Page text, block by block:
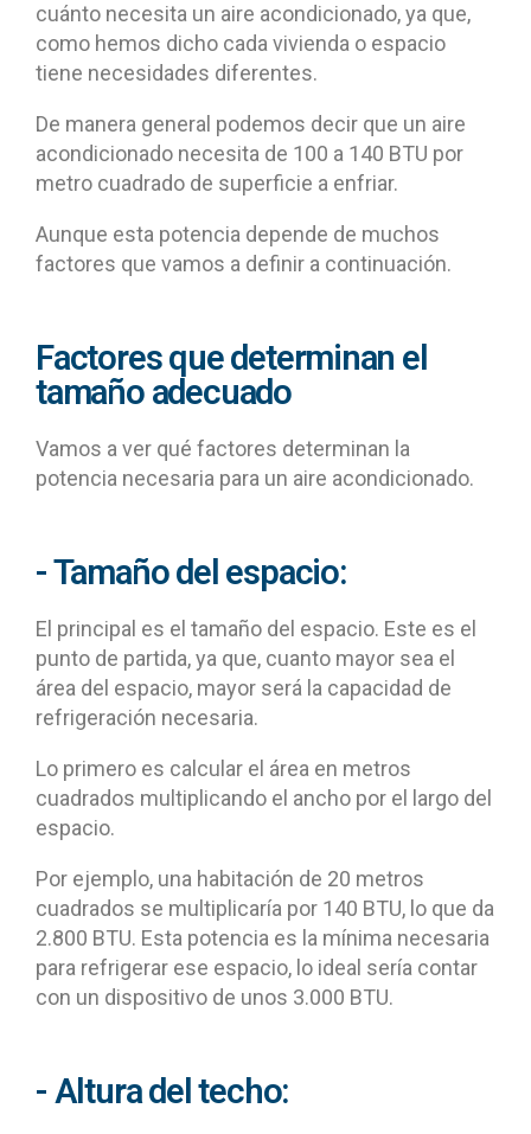
cuánto necesita un aire acondicionado, ya que,
como hemos dicho cada vivienda o espacio
tiene necesidades diferentes.
De manera general podemos decir que un aire
acondicionado necesita de 100 a 140 BTU por
metro cuadrado de superficie a enfriar.
Aunque esta potencia depende de muchos
factores que vamos a definir a continuación.
Factores que determinan el
tamaño adecuado
Vamos a ver qué factores determinan la
potencia necesaria para un aire acondicionado.
- Tamaño del espacio:
El principal es el tamaño del espacio. Este es el
punto de partida, ya que, cuanto mayor sea el
área del espacio, mayor será la capacidad de
refrigeración necesaria.
Lo primero es calcular el área en metros
cuadrados multiplicando el ancho por el largo del
espacio.
Por ejemplo, una habitación de 20 metros
cuadrados se multiplicaría por 140 BTU, lo que da
2.800 BTU. Esta potencia es la mínima necesaria
para refrigerar ese espacio, lo ideal sería contar
con un dispositivo de unos 3.000 BTU.
- Altura del techo: